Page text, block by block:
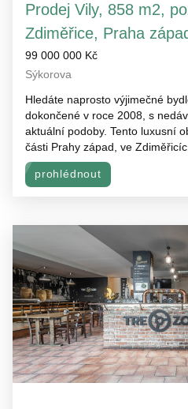
Prodej Vily, 858 m2,
Zdiměřice, Praha
99 000 000 Kč
Sýkorova
Hledáte naprosto výjimečné
dokončené v roce 2008, s
aktuální podoby. Tento luxusní
části Prahy západ, ve
prohlédnout